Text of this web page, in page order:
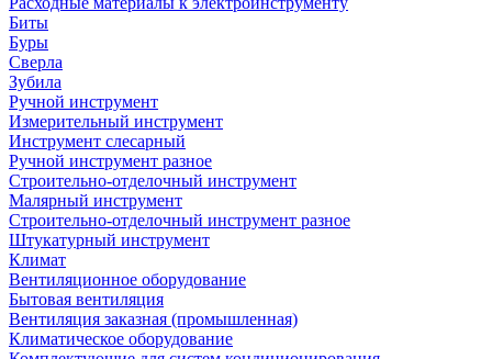
Биты
Буры
Сверла
Зубила
Ручной инструмент
Измерительный инструмент
Инструмент слесарный
Ручной инструмент разное
Строительно-отделочный инструмент
Малярный инструмент
Строительно-отделочный инструмент разное
Штукатурный инструмент
Климат
Вентиляционное оборудование
Бытовая вентиляция
Вентиляция заказная (промышленная)
Климатическое оборудование